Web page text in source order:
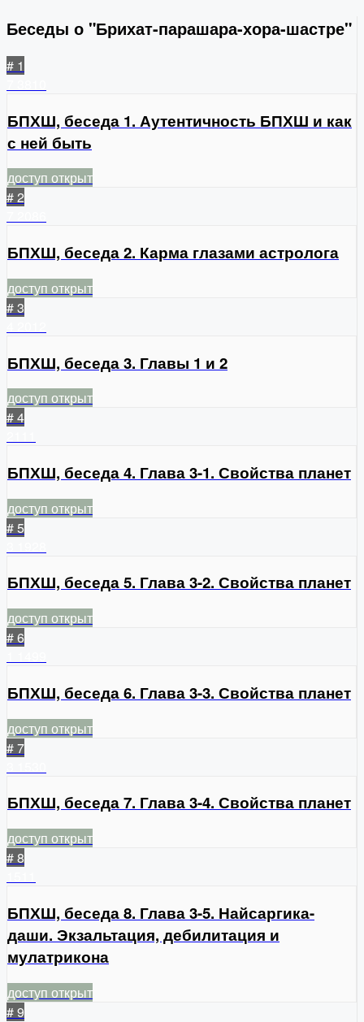
Беседы о "Брихат-парашара-хора-шастре"
# 1
БПХШ, беседа 1. Аутентичность БПХШ и как
с ней быть
доступ открыт
# 2
БПХШ, беседа 2. Карма глазами астролога
доступ открыт
# 3
БПХШ, беседа 3. Главы 1 и 2
доступ открыт
# 4
БПХШ, беседа 4. Глава 3-1. Свойства планет
доступ открыт
# 5
БПХШ, беседа 5. Глава 3-2. Свойства планет
доступ открыт
# 6
БПХШ, беседа 6. Глава 3-3. Свойства планет
доступ открыт
# 7
БПХШ, беседа 7. Глава 3-4. Свойства планет
доступ открыт
# 8
БПХШ, беседа 8. Глава 3-5. Найсаргика-
даши. Экзальтация, дебилитация и
мулатрикона
доступ открыт
# 9